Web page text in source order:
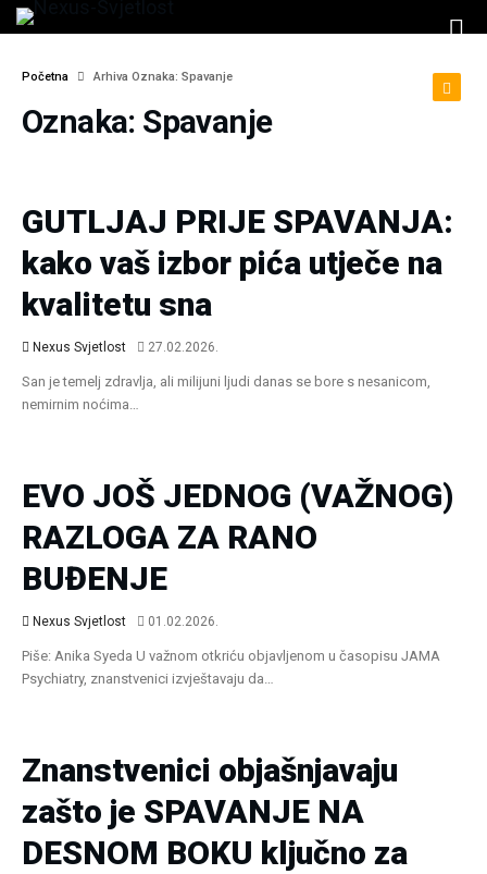
Početna Arhiva Oznaka: Spavanje
Oznaka: Spavanje
GUTLJAJ PRIJE SPAVANJA:
kako vaš izbor pića utječe na
kvalitetu sna
Nexus Svjetlost 27.02.2026.
San je temelj zdravlja, ali milijuni ljudi danas se bore s nesanicom,
nemirnim noćima…
EVO JOŠ JEDNOG (VAŽNOG)
RAZLOGA ZA RANO
BUĐENJE
Nexus Svjetlost 01.02.2026.
Piše: Anika Syeda U važnom otkriću objavljenom u časopisu JAMA
Psychiatry, znanstvenici izvještavaju da…
Znanstvenici objašnjavaju
zašto je SPAVANJE NA
DESNOM BOKU ključno za